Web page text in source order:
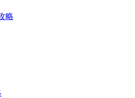
略